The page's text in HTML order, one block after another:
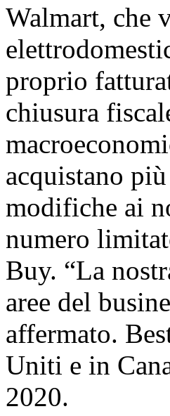
Walmart, che
proprio
chiusura
acquistano
modifiche ai
numero
Buy. “La
aree del
affermato.
Uniti e in
2020.